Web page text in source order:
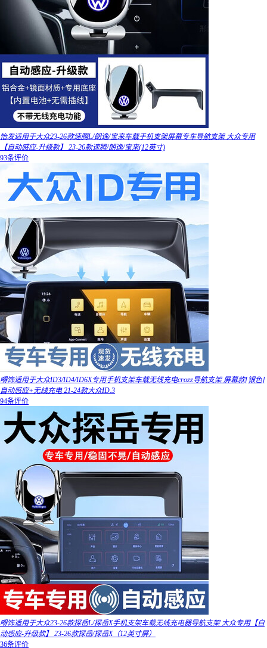
怡发适用于大众23-26款速腾L/朗逸/宝来车载手机支架屏幕专车导航支架 大众专用
【自动感应-升级款】 23-26款速腾/朗逸/宝来(12英寸)
93条评价
嘚饰适用于大众ID3/ID4/ID6X专用手机支架车载无线充电crozz导航支架 屏幕款[银色]
自动感应+无线充电 21-24款大众ID.3
94条评价
嘚饰适用于大众23-26款探岳L/探岳X手机支架车载无线充电器导航支架 大众专用【自
动感应-升级款】 23-26款探岳/探岳X（12英寸屏）
36条评价